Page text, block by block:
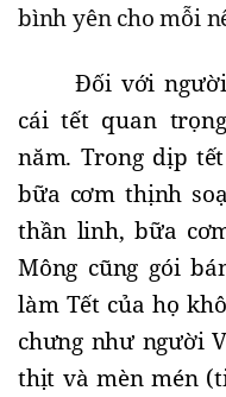
bình yên cho mỗi
Đối với
cái tết quan
năm. Trong dịp
bữa cơm thịnh
thần linh, bữa
Mông cũng gói
làm Tết của họ
chưng như người
thịt và mèn mén